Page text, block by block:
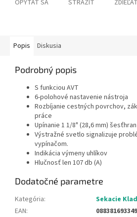
OPÝTAŤ SA STRÁŽIŤ ZDIEĽAŤ
Popis Diskusia
Podrobný popis
S funkciou AVT
6-polohové nastavenie nástroja
Rozbíjanie cestných povrchov,
práce
Upínanie 1 1/8" (28,6 mm) šesťhran
Výstražné svetlo signalizuje
vypínačom.
Indikácia výmeny uhlíkov
Hlučnosť len 107 db (A)
Dodatočné parametre
Kategória:
Sekacie
EAN:
088381693349